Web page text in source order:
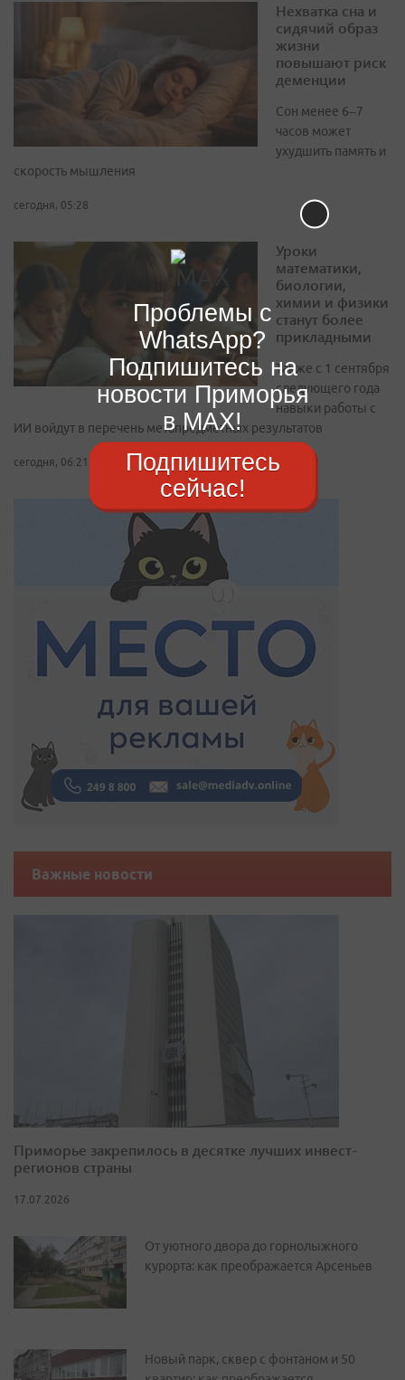
Нехватка сна и
сидячий образ
жизни
повышают риск
деменции
Сон менее 6–7
часов может
ухудшить память и
скорость мышления
сегодня, 05:28
Уроки
математики,
биологии,
химии и физики
станут более
прикладными
Также с 1 сентября
следующего года
навыки работы с
ИИ войдут в перечень метапредметных результатов
сегодня, 06:21
Важные новости
Приморье закрепилось в десятке лучших инвест-
регионов страны
17.07.2026
От уютного двора до горнолыжного
курорта: как преображается Арсеньев
Новый парк, сквер с фонтаном и 50
Проблемы с
WhatsApp?
Подпишитесь на
новости Приморья
в MAX!
Подпишитесь
сейчас!